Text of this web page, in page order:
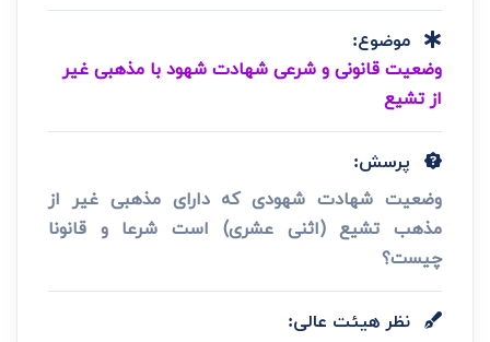
موضوع:
وضعیت قانونی و شرعی شهادت شهود با مذهبی غیر
از تشیع
پرسش:
وضعیت شهادت شهودی که دارای مذهبی غیر از
مذهب تشیع (اثنی عشری) است شرعا و قانونا
چیست؟
نظر هیئت عالی: